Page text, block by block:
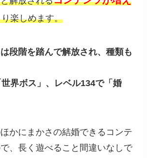
楽しめます。
段階を踏んで解放され、種類も
世界ボス」、レベル134で「婚
かにまかさの結婚できるコンテ
、長く遊べること間違いなしで